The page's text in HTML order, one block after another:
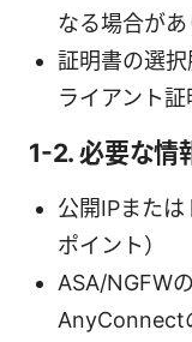
なる場合があ
証明書の選
ライアント証
1-2. 必要な情
公開IPまた
ポイント）
ASA/NGFW
AnyConnect